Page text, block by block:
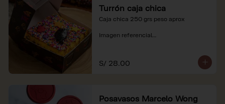
Turrón caja chica
Caja chica 250 grs peso aprox
Imagen referencial
soles e incluyen impuestos de ley y
recargo al consumo.
S/ 28.00
Posavasos Marcelo Wong